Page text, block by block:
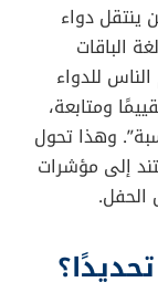
ينتقل دواء
الباقات
للدواء
ومتابعة،
وهذا تحول
إلى مؤشرات